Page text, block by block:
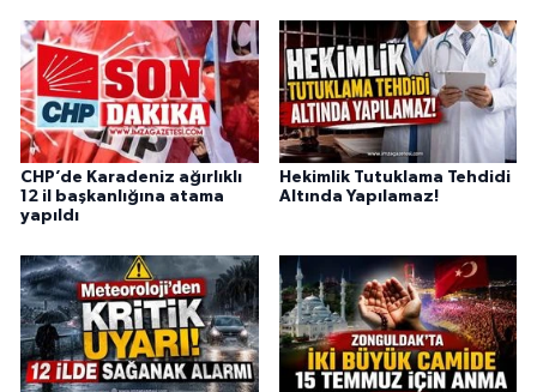
CHP’de Karadeniz ağırlıklı
12 il başkanlığına atama
yapıldı
Hekimlik Tutuklama Tehdidi
Altında Yapılamaz!